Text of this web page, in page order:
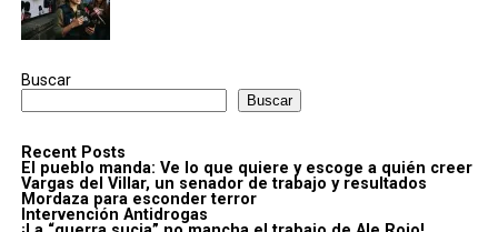
Buscar
Buscar
Recent Posts
El pueblo manda: Ve lo que quiere y escoge a quién creer
Vargas del Villar, un senador de trabajo y resultados
Mordaza para esconder terror
Intervención Antidrogas